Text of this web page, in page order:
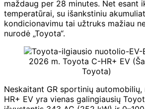
maždaug per 28 minutes. Net esant
temperatūrai, su išankstiniu
kondicionavimu tai užtruks mažiau
nurodė „Toyota“.
2026 m. Toyota C-HR+ EV
Toyota)
Neskaitant GR sportinių automobilių,
HR+ EV yra vienas galingiausių